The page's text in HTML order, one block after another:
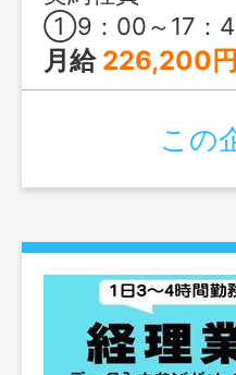
①9：00～17：40
月給 226,200
この